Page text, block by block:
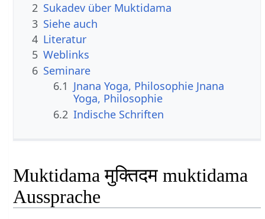
2 Sukadev über Muktidama
3 Siehe auch
4 Literatur
5 Weblinks
6 Seminare
6.1 Jnana Yoga, Philosophie Jnana
Yoga, Philosophie
6.2 Indische Schriften
Muktidama मुक्तिदम muktidama
Aussprache